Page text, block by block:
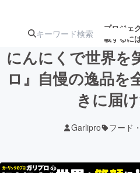
プロジェ
載するに
注目のリ 注目の新着プ
ジェクト
にんにくで世界を
ロ』自慢の逸品を
きに届
Garlipro フード